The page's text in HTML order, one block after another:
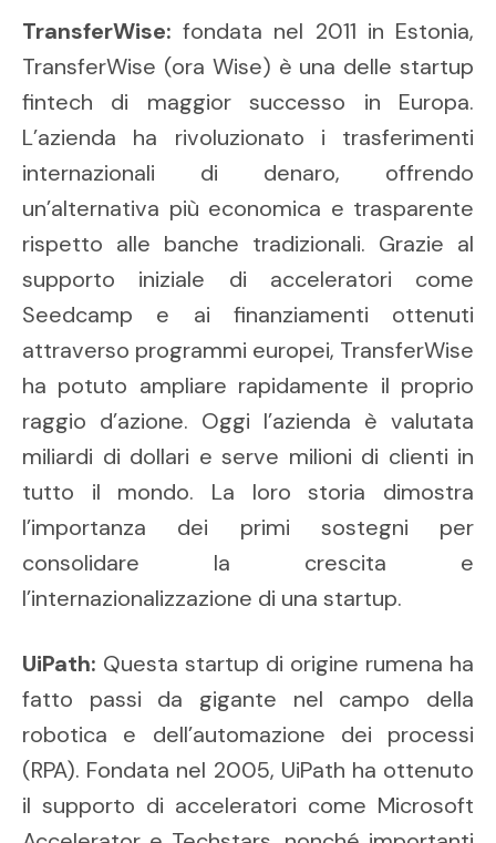
TransferWise: fondata nel 2011 in Estonia,
TransferWise (ora Wise) è una delle startup
fintech di maggior successo in Europa.
L’azienda ha rivoluzionato i trasferimenti
internazionali di denaro, offrendo
un’alternativa più economica e trasparente
rispetto alle banche tradizionali. Grazie al
supporto iniziale di acceleratori come
Seedcamp e ai finanziamenti ottenuti
attraverso programmi europei, TransferWise
ha potuto ampliare rapidamente il proprio
raggio d’azione. Oggi l’azienda è valutata
miliardi di dollari e serve milioni di clienti in
tutto il mondo. La loro storia dimostra
l’importanza dei primi sostegni per
consolidare la crescita e
l’internazionalizzazione di una startup.
UiPath: Questa startup di origine rumena ha
fatto passi da gigante nel campo della
robotica e dell’automazione dei processi
(RPA). Fondata nel 2005, UiPath ha ottenuto
il supporto di acceleratori come Microsoft